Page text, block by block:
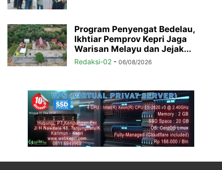
Program Penyengat Bedelau,
Ikhtiar Pemprov Kepri Jaga
Warisan Melayu dan Jejak...
Redaksi-02 - 06/08/2026